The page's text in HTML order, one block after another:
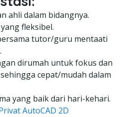
ahli dalam bidangnya.
fleksibel.
tutor/guru mentaati
dirumah untuk fokus dan
cepat/mudah dalam
yang baik dari hari-kehari.
AutoCAD 2D